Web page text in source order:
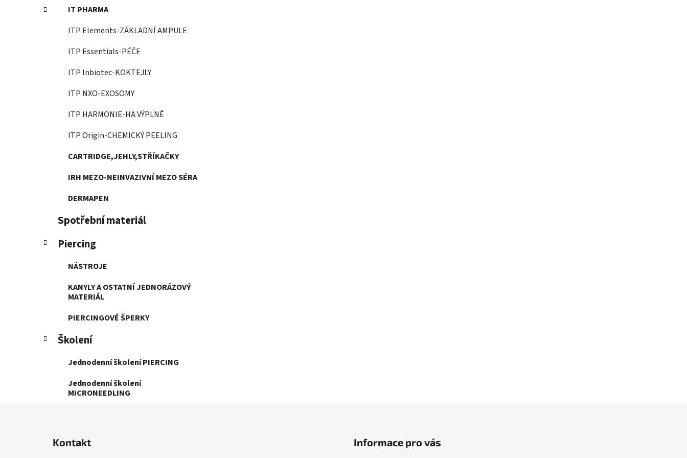
IT PHARMA
ITP Elements-ZÁKLADNÍ AMPULE
ITP Essentials-PÉČE
ITP Inbiotec-KOKTEJLY
ITP NXO-EXOSOMY
ITP HARMONIE-HA VÝPLNĚ
ITP Origin-CHEMICKÝ PEELING
CARTRIDGE,JEHLY,STŘÍKAČKY
IRH MEZO-NEINVAZIVNÍ MEZO SÉRA
DERMAPEN
Spotřební materiál
Piercing
NÁSTROJE
KANYLY A OSTATNÍ JEDNORÁZOVÝ
MATERIÁL
PIERCINGOVÉ ŠPERKY
Školení
Jednodenní školení PIERCING
Jednodenní školení
MICRONEEDLING
Kontakt Informace pro vás